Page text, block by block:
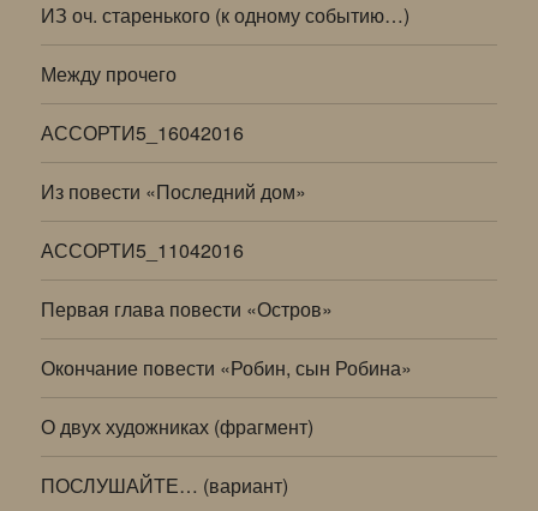
ИЗ оч. старенького (к одному событию…)
Между прочего
АССОРТИ5_16042016
Из повести «Последний дом»
АССОРТИ5_11042016
Первая глава повести «Остров»
Окончание повести «Робин, сын Робина»
О двух художниках (фрагмент)
ПОСЛУШАЙТЕ… (вариант)